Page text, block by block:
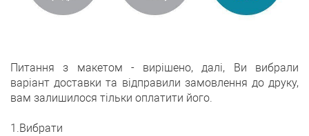
Питання з макетом - вирішено, далі, Ви вибрали
варіант доставки та відправили замовлення до друку,
вам залишилося тільки оплатити його.
1.Вибрати